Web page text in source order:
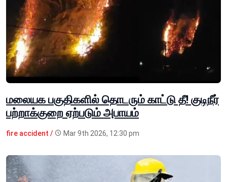
மலையக பகுதிகளில் தொடரும் காட்டு தீ! குடிநீர்
பற்றாக்குறை ஏற்படும் அபாயம்
fire accident / Mar 9th 2026, 12:30 pm